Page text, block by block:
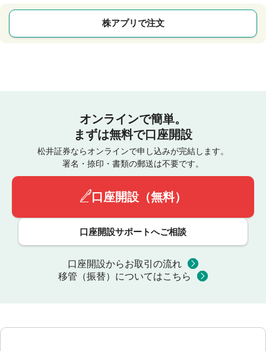
株アプリで注文
オンラインで簡単。
まずは無料で口座開設
松井証券ならオンラインで申し込みが完結します。
署名・捺印・書類の郵送は不要です。
口座開設（無料）
口座開設サポートへご相談
口座開設からお取引の流れ
移管（振替）についてはこちら